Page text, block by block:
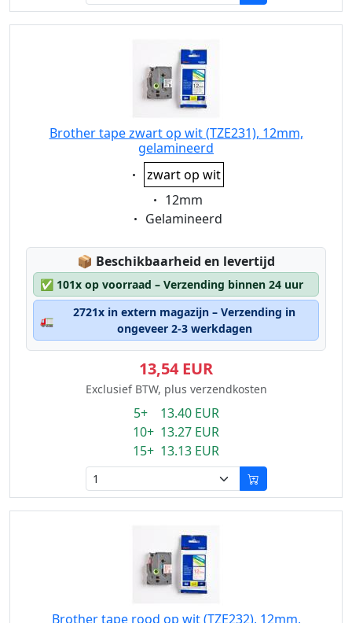
Brother tape zwart op wit (TZE231), 12mm,
gelamineerd
Eigenschaft:
zwart op wit
Eigenschaft:
12mm
Eigenschaft:
Gelamineerd
📦 Lagerstatus:
Beschikbaarheid en levertijd
✅ 101x op voorraad – Verzending binnen 24 uur
🚛
2721x in extern magazijn – Verzending in
ongeveer 2-3 werkdagen
13,54 EUR
Exclusief BTW, plus verzendkosten
5+ 13.40 EUR
10+ 13.27 EUR
15+ 13.13 EUR
Brother tape rood op wit (TZE232), 12mm,